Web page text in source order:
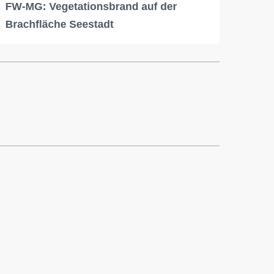
FW-MG: Vegetationsbrand auf der
Brachfläche Seestadt